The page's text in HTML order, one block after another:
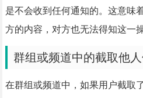
是不会收到任何通知的。这意味
方的内容，对方也无法得知这一操
群组或频道中的截取他
在群组或频道中，如果用户截取